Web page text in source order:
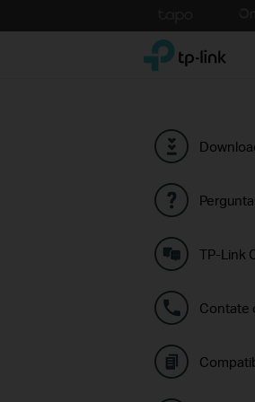
to
TP-Link, Reliably
TP-Link
Contate